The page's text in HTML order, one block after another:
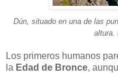
Dún, situado en una de las
altura.
Los primeros humanos
la Edad de Bronce,